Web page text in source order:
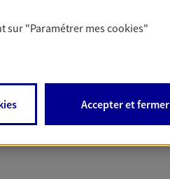
sur "Paramétrer mescookies"
Accepter et fermer